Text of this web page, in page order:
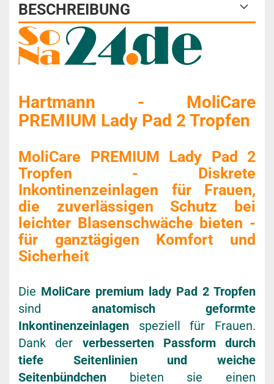
BESCHREIBUNG
Hartmann - MoliCare
PREMIUM Lady Pad 2 Tropfen
MoliCare PREMIUM Lady Pad 2
Tropfen - Diskrete
Inkontinenzeinlagen für Frauen,
die zuverlässigen Schutz bei
leichter Blasenschwäche bieten -
für ganztägigen Komfort und
Sicherheit
Die MoliCare premium lady Pad 2 Tropfen
sind anatomisch geformte
Inkontinenzeinlagen speziell für Frauen.
Dank der verbesserten Passform durch
tiefe Seitenlinien und weiche
Seitenbündchen bieten sie einen